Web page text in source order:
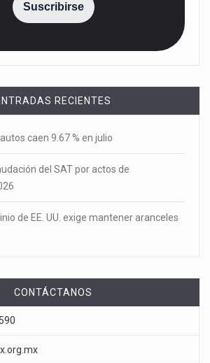
Suscribirse
RECIENTES
caen 9.67 % en julio
del SAT por actos de
de EE. UU. exige mantener aranceles
CONTÁCTANOS